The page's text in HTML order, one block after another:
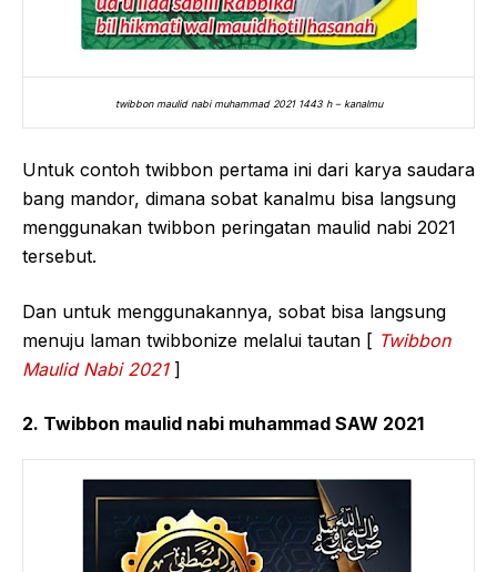
twibbon maulid nabi muhammad 2021 1443 h – kanalmu
Untuk contoh twibbon pertama ini dari karya saudara
bang mandor, dimana sobat kanalmu bisa langsung
menggunakan twibbon peringatan maulid nabi 2021
tersebut.
Dan untuk menggunakannya, sobat bisa langsung
menuju laman twibbonize melalui tautan [ Twibbon
Maulid Nabi 2021 ]
2. Twibbon maulid nabi muhammad SAW 2021